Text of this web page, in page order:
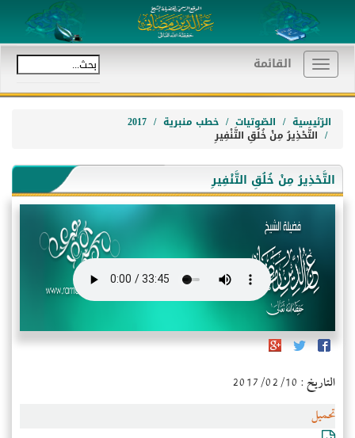
Toggle
navigation
القائمة
الرّئيسية الصّوتيات خطب منبرية 2017
التَّحْذِيرُ مِنْ خُلُقِ التَّنْفِيرِ
التَّحْذِيرُ مِنْ خُلُقِ التَّنْفِيرِ
التاريخ : 2017/02/10
تحميل